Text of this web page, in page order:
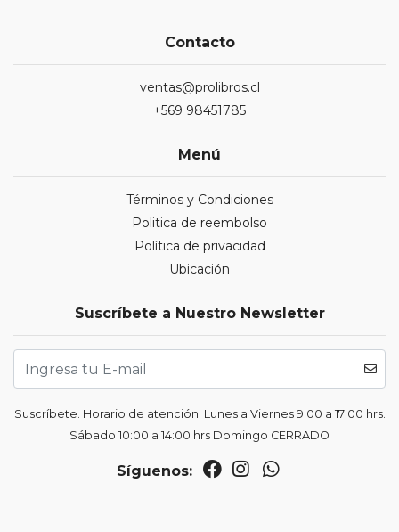
Contacto
ventas@prolibros.cl
+569 98451785
Menú
Términos y Condiciones
Politica de reembolso
Política de privacidad
Ubicación
Suscríbete a Nuestro Newsletter
Suscríbete. Horario de atención: Lunes a Viernes 9:00 a 17:00 hrs.
Sábado 10:00 a 14:00 hrs Domingo CERRADO
Síguenos: